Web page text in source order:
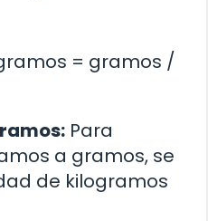
= gramos /
Para
a gramos, se
de kilogramos